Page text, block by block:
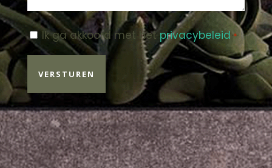
Instemming
*
Ik ga akkoord met het privacybeleid.*